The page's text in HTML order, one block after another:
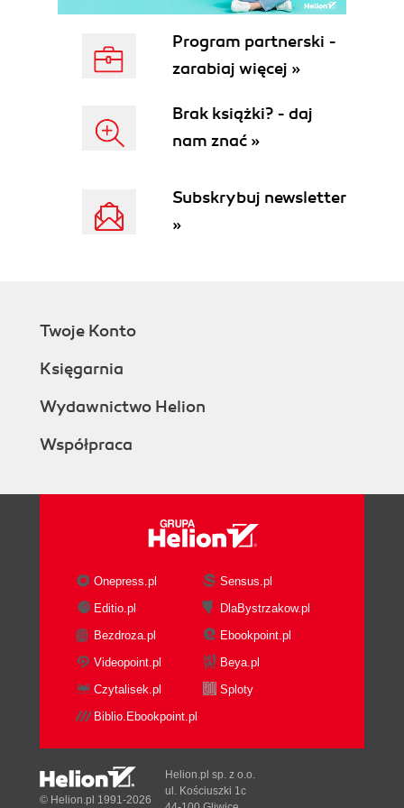
Wskaźniki dynamiki 196
Zadania 211
Podsumowanie – propozycja etapów badania
statystycznego 227
Program partnerski -
zarabiaj więcej »
Brak książki? - daj
nam znać »
Subskrybuj newsletter
»
Twoje Konto
Księgarnia
Wydawnictwo Helion
Współpraca
Onepress.pl
Sensus.pl
Editio.pl
DlaBystrzakow.pl
Bezdroza.pl
Ebookpoint.pl
Videopoint.pl
Beya.pl
Czytalisek.pl
Sploty
Biblio.Ebookpoint.pl
© Helion.pl 1991-2026
Helion.pl sp. z o.o.
ul. Kościuszki 1c